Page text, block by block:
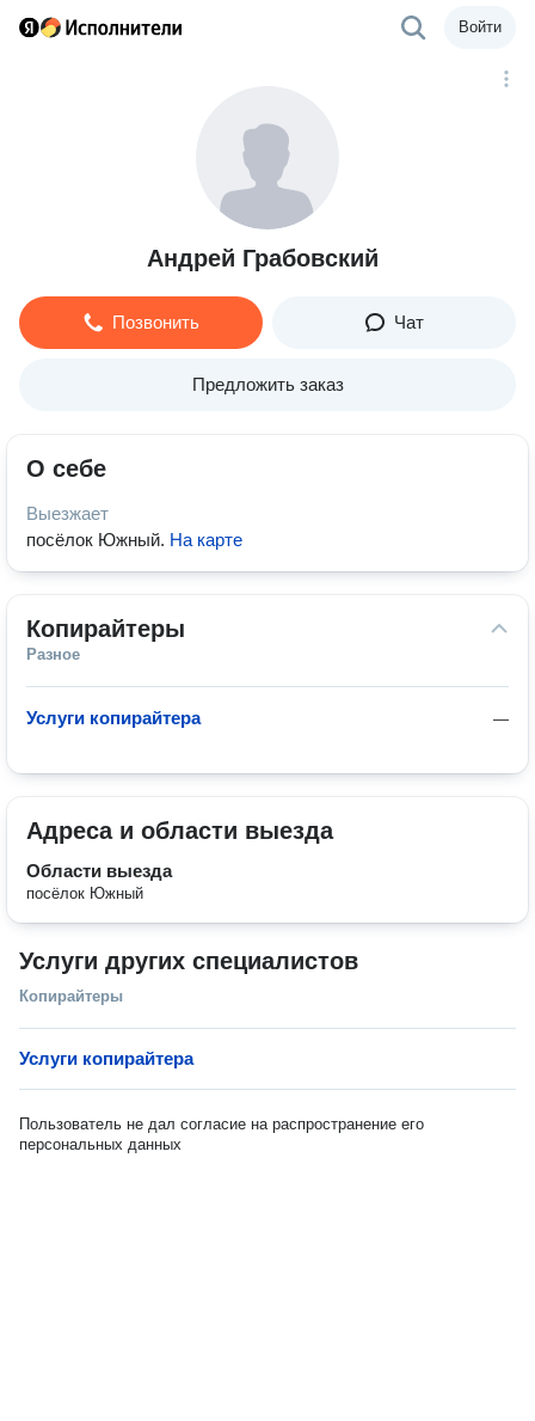
Войти
Андрей Грабовский
Позвонить Чат
Предложить заказ
О себе
Выезжает
посёлок Южный. На карте
Копирайтеры
Разное
—
Услуги копирайтера
Адреса и области выезда
Области выезда
посёлок Южный
Услуги других специалистов
Копирайтеры
Услуги копирайтера
Пользователь не дал согласие на распространение его
персональных данных